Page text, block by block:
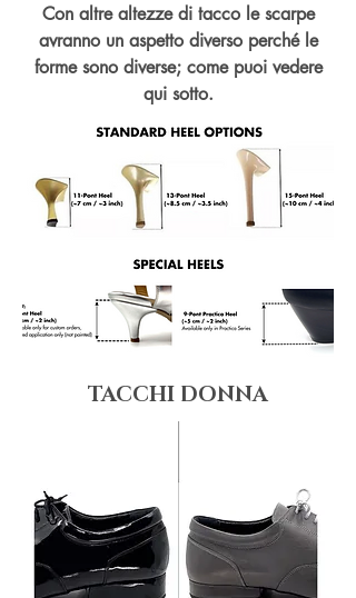
Con altre altezze di tacco le scarpe
avranno un aspetto diverso perché le
forme sono diverse; come puoi vedere
qui sotto.
TACCHI DONNA